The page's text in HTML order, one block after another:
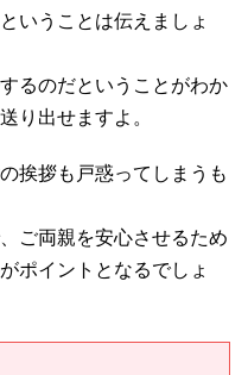
いうことは伝えましょ
るのだということがわか
り出せますよ。
挨拶も戸惑ってしまうも
ご両親を安心させるため
ポイントとなるでしょ